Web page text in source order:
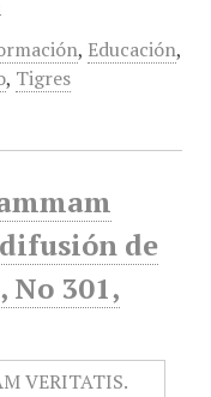
, Educación,
, Tigres
de
No 301,